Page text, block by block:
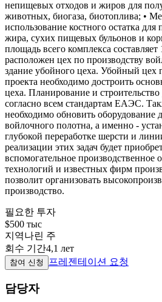
непищевых отходов и жиров для
животных, биогаза, биотоплива; •
использование костного остатка
жира, сухих пищевых бульонов и
площадь всего комплекса
расположен цех по производству
здание убойного цеха. Убойный цех
проекта необходимо достроить
цеха. Планирование и
согласно всем стандартам ЕАЭС.
необходимо обновить оборудование
войлочного полотна, а именно -
глубокой переработке шерсти и
реализации этих задач будет
вспомогательное производственное
технологий и известных фирм
позволит организовать
производство.
필요한 투자
$500 тыс
지역나린 주
회수 기간4,1 лет
참여 신청 프레젠테이션 요청
담당자